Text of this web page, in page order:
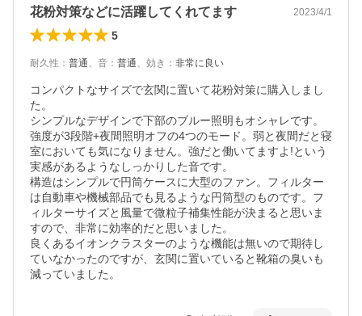
花粉対策などに活躍してくれてます 2023/4/1
5
耐久性 ： 普通、 音 ： 普通、 効き ： 非常に良い
コンパクトなサイズで玄関に置いて花粉対策に購入しまし
た。
シンプルなデザインで下部のブルー照明もオシャレです。
強度が3段階+夜間照明オフの4つのモード。弱と夜間だと寝
室においても気になりません。強だと働いてますよ!という
実感があるようなしっかりした音です。
構造はシンプルで円筒ケースに大型のファン。フィルター
は自動車や機械部品でも見るような円筒型のものです。フ
ィルターサイズと風量で微粒子補集性能が決まると思いま
すので、非常に効率的だと思いました。
良くあるイオンクラスターのような機能は無いので期待し
ていなかったのですが、玄関に置いていると靴箱の臭いも
減っていました。